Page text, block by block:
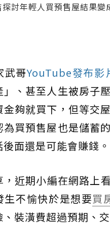
討年輕人買預售屋結果
武哥YouTube發布影
」、甚至人生被房
金夠就買下，但等交
為買預售屋也是儲蓄
面還是可能會賺錢。
，近期小編在網路上
生不愉快於是想要買
、裝潢費超過預期、